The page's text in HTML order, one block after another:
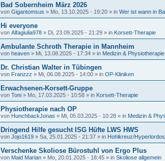
Bad Sobernheim März 2026
von Gigantomsus » Mo, 13.10.2025 - 19:20 » in Wer ist wann in
Hi everyone
von Alfagiulia978 » Di, 23.09.2025 - 21:29 » in Korsett-Therapie
Ambulante Schroth Therapie in Mannheim
von heaven » Mi, 13.08.2025 - 17:34 » in Medizin & Physiotherapie
Dr. Christian Walter in Tübingen
von Franzzz » Mi, 06.08.2025 - 14:00 » in OP-Kliniken
Erwachsenen-Korsett-Gruppe
von Toni » Mo, 17.03.2025 - 10:58 » in Korsett-Therapie
Physiotherapie nach OP
von HunchbackJonas » Mi, 05.03.2025 - 10:28 » in Medizin &
Dringend Hilfe gesucht ISG Hüfte LWS HWS
von Jojo1619 » Sa, 25.01.2025 - 21:37 » in Hohlkreuz/
Verschenke Skoliose Bürostuhl von Ergo Plus
von Maid Marian » Mo, 20.01.2025 - 18:45 » in Skoliose allgemein